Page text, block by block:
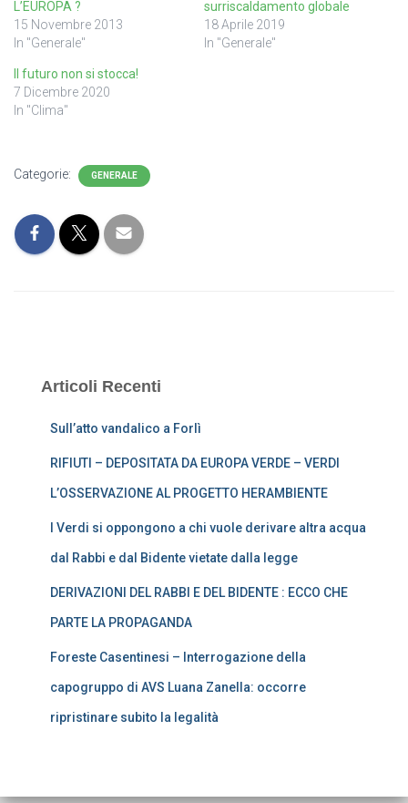
L’EUROPA ?
15 Novembre 2013
In "Generale"
surriscaldamento globale
18 Aprile 2019
In "Generale"
Il futuro non si stocca!
7 Dicembre 2020
In "Clima"
Categorie: GENERALE
Articoli Recenti
Sull’atto vandalico a Forlì
RIFIUTI – DEPOSITATA DA EUROPA VERDE – VERDI
L’OSSERVAZIONE AL PROGETTO HERAMBIENTE
I Verdi si oppongono a chi vuole derivare altra acqua
dal Rabbi e dal Bidente vietate dalla legge
DERIVAZIONI DEL RABBI E DEL BIDENTE : ECCO CHE
PARTE LA PROPAGANDA
Foreste Casentinesi – Interrogazione della
capogruppo di AVS Luana Zanella: occorre
ripristinare subito la legalità